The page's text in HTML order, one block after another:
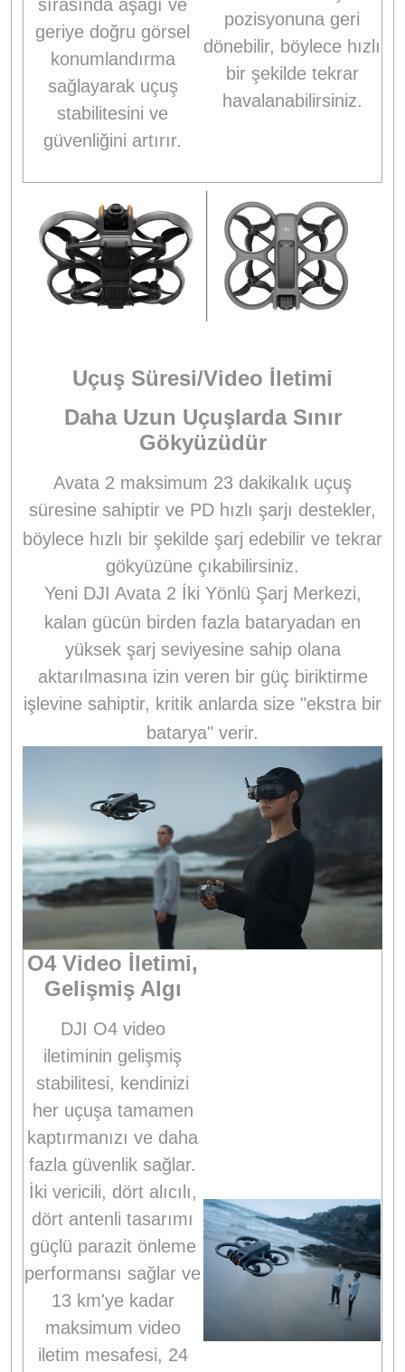
sırasında aşağı ve
geriye doğru görsel
konumlandırma
sağlayarak uçuş
stabilitesini ve
güvenliğini artırır.
pozisyonuna geri
dönebilir, böylece hızlı
bir şekilde tekrar
havalanabilirsiniz.
Uçuş Süresi/Video İletimi
Daha Uzun Uçuşlarda Sınır
Gökyüzüdür
Avata 2 maksimum 23 dakikalık uçuş
süresine sahiptir ve PD hızlı şarjı destekler,
böylece hızlı bir şekilde şarj edebilir ve tekrar
gökyüzüne çıkabilirsiniz.
Yeni DJI Avata 2 İki Yönlü Şarj Merkezi,
kalan gücün birden fazla bataryadan en
yüksek şarj seviyesine sahip olana
aktarılmasına izin veren bir güç biriktirme
işlevine sahiptir, kritik anlarda size "ekstra bir
batarya" verir.
O4 Video İletimi,
Gelişmiş Algı
DJI O4 video
iletiminin gelişmiş
stabilitesi, kendinizi
her uçuşa tamamen
kaptırmanızı ve daha
fazla güvenlik sağlar.
İki vericili, dört alıcılı,
dört antenli tasarımı
güçlü parazit önleme
performansı sağlar ve
13 km'ye kadar
maksimum video
iletim mesafesi, 24